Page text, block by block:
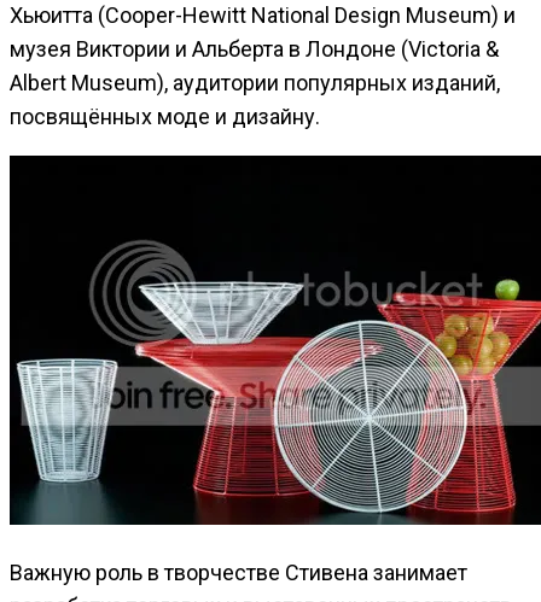
Хьюитта (Cooper-Hewitt National Design Museum) и
музея Виктории и Альберта в Лондоне (Victoria &
Albert Museum), аудитории популярных изданий,
посвящённых моде и дизайну.
Важную роль в творчестве Стивена занимает